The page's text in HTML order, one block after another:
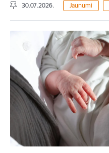
30.07.2026. Jaunumi